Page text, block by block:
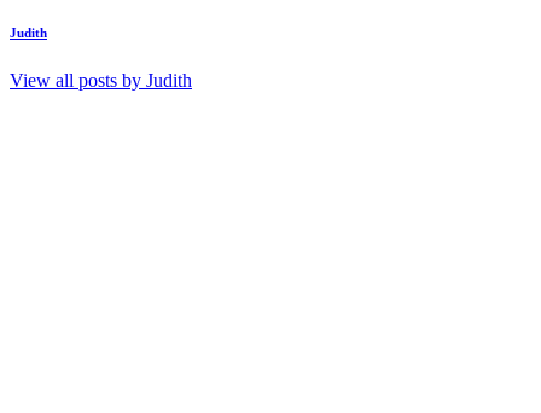
Judith
View all posts by Judith